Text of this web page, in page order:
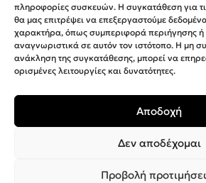
πληροφορίες συσκευών. Η συγκατάθεση για
θα μας επιτρέψει να επεξεργαστούμε
χαρακτήρα, όπως συμπεριφορά περιήγησης ή
αναγνωριστικά σε αυτόν τον ιστότοπο. Η μη
ανάκληση της συγκατάθεσης, μπορεί να
ορισμένες λειτουργίες και δυνατότητες.
Αποδοχή
Δεν αποδέχομαι
Προβολή
Copyright 2026,
Κατασκευή Ιστοσελίδων